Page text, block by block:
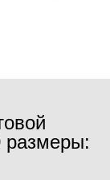
размеры: